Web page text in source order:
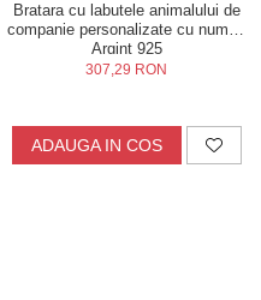
Bratara cu labutele animalului de
companie personalizate cu nume -
Argint 925
307,29 RON
ADAUGA IN COS